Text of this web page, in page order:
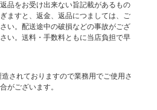
品をお受け出来ない旨記載があるもの
ますと、返金、返品につましては、ご
い。配送途中の破損などの事故がござ
い。送料・手数料ともに当店負担で早
されておりますので業務用でご使用さ
がございます。